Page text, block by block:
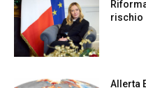
rischio
Allerta